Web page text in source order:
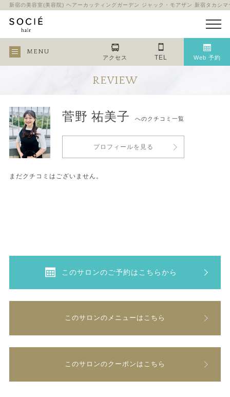
新宿の美容室(美容院) ヘアーカッティングガーデン ジャック・モアザン 新宿タカシ
MENU
アクセス TEL Web 予約
REVIEW
菅野 祐美子 へのクチコミ一覧
プロフィールを見る
まだクチコミはございません。
このサロンのご予約はこちらから
このサロンのメニューはこちら
このサロンのクーポンはこちら